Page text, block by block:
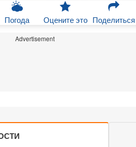
Погода Оцените это Поделиться
Advertisement